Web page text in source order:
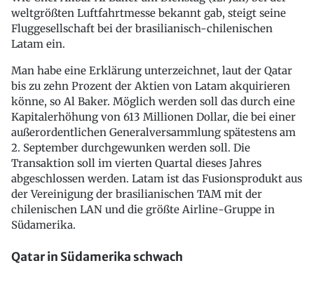
weltgrößten Luftfahrtmesse bekannt gab, steigt seine
Fluggesellschaft bei der brasilianisch-chilenischen
Latam ein.
Man habe eine Erklärung unterzeichnet, laut der Qatar
bis zu zehn Prozent der Aktien von Latam akquirieren
könne, so Al Baker. Möglich werden soll das durch eine
Kapitalerhöhung von 613 Millionen Dollar, die bei einer
außerordentlichen Generalversammlung spätestens am
2. September durchgewunken werden soll. Die
Transaktion soll im vierten Quartal dieses Jahres
abgeschlossen werden. Latam ist das Fusionsprodukt aus
der Vereinigung der brasilianischen TAM mit der
chilenischen LAN und die größte Airline-Gruppe in
Südamerika.
Qatar in Südamerika schwach